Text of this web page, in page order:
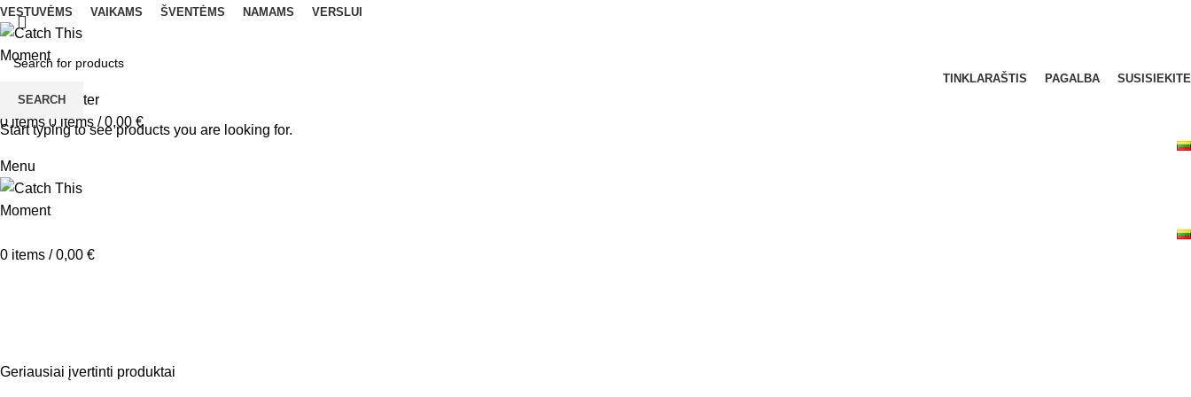
VESTUVĖMS VAIKAMS ŠVENTĖMS NAMAMS VERSLUI
TINKLARAŠTIS PAGALBA SUSISIEKITE
Login / Register
0items 0 items / 0,00 €
Menu
0 items / 0,00 €
Geriausiai įvertinti produktai
SEARCH
Start typing to see products you are looking for.